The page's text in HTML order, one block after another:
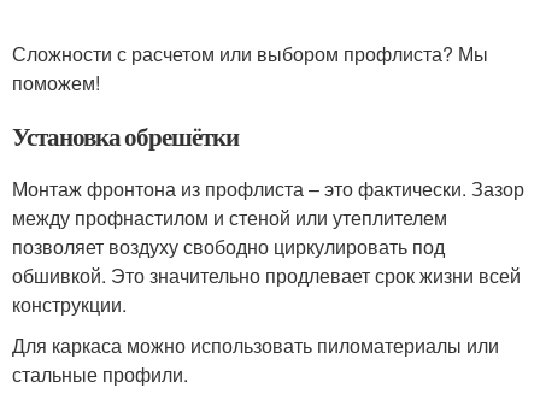
Сложности с расчетом или выбором профлиста? Мы
поможем!
Установка обрешётки
Монтаж фронтона из профлиста – это фактически. Зазор
между профнастилом и стеной или утеплителем
позволяет воздуху свободно циркулировать под
обшивкой. Это значительно продлевает срок жизни всей
конструкции.
Для каркаса можно использовать пиломатериалы или
стальные профили.